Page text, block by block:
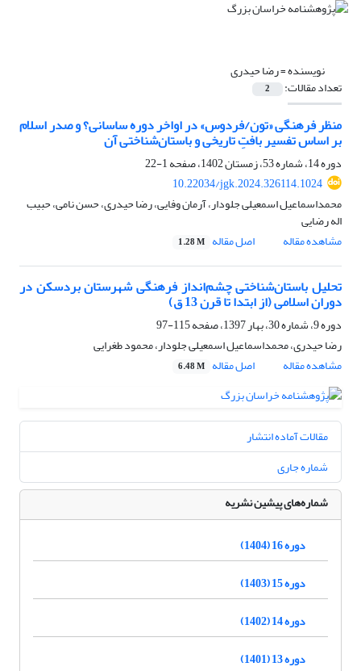
نویسنده =رضا حیدری
تعداد مقالات: 2
منظر فرهنگی «تون/فردوس» در اواخر دوره ساسانی؟ و صدر اسلام
بر اساس تفسیر بافتِ تاریخی و باستان‌شناختی آن
دوره 14، شماره 53، زمستان 1402، صفحه
1-22
10.22034/jgk.2024.326114.1024
محمداسماعیل اسمعیلی جلودار، آرمان وفایی، رضا حیدری، حسن نامی، حبیب
اله رضایی
مشاهده مقاله
اصل مقاله 1.28 M
تحلیل باستان‌شناختی چشم‌انداز فرهنگی شهرستان بردسکن در
دوران اسلامی (از ابتدا تا قرن 13 ق)
دوره 9، شماره 30، بهار 1397، صفحه
115-97
رضا حیدری، محمداسماعیل اسمعیلی جلودار، محمود طغرایی
مشاهده مقاله
اصل مقاله 6.48 M
مقالات آماده انتشار
شماره جاری
شماره‌های پیشین نشریه
دوره 16 (1404)
دوره 15 (1403)
دوره 14 (1402)
دوره 13 (1401)